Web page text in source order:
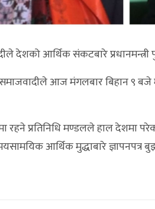
आर्थिक संकटबारे प्रधानमन्त्री
आज मंगलबार बिहान ९ बजे
रहने प्रतिनिधि मण्डलले हाल देशमा
आर्थिक मुद्धाबारे ज्ञापनपत्र